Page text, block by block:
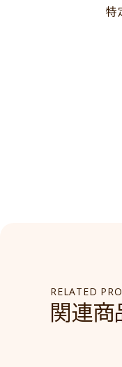
特
RELATED
関連商